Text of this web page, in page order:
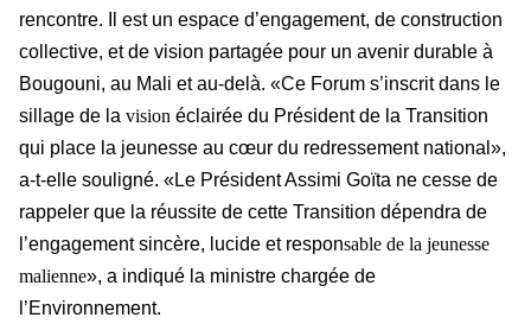
rencontre. Il est un espace d’engagement, de construction
collective, et de vision partagée pour un avenir durable à
Bougouni, au Mali et au-delà. «Ce Forum s’inscrit dans le
sillage de la vision éclairée du Président de la Transition
qui place la jeunesse au cœur du redressement national»,
a-t-elle souligné. «Le Président Assimi Goïta ne cesse de
rappeler que la réussite de cette Transition dépendra de
l’engagement sincère, lucide et responsable de la jeunesse
malienne», a indiqué la ministre chargée de
l’Environnement.